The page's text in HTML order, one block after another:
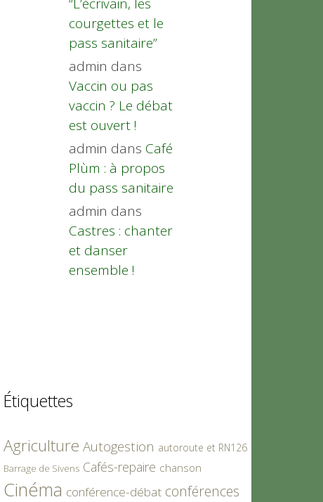
courgettes et le
pass sanitaire”
admin dans
Vaccin ou pas
vaccin ? Le débat
est ouvert !
admin dans Café
Plùm : à propos
du pass sanitaire
admin dans
Castres : chanter
et danser
ensemble !
Étiquettes
Agriculture Autogestion autoroute et RN126
Barrage de Sivens Cafés-repaire chanson
Cinéma conférence-débat conférences